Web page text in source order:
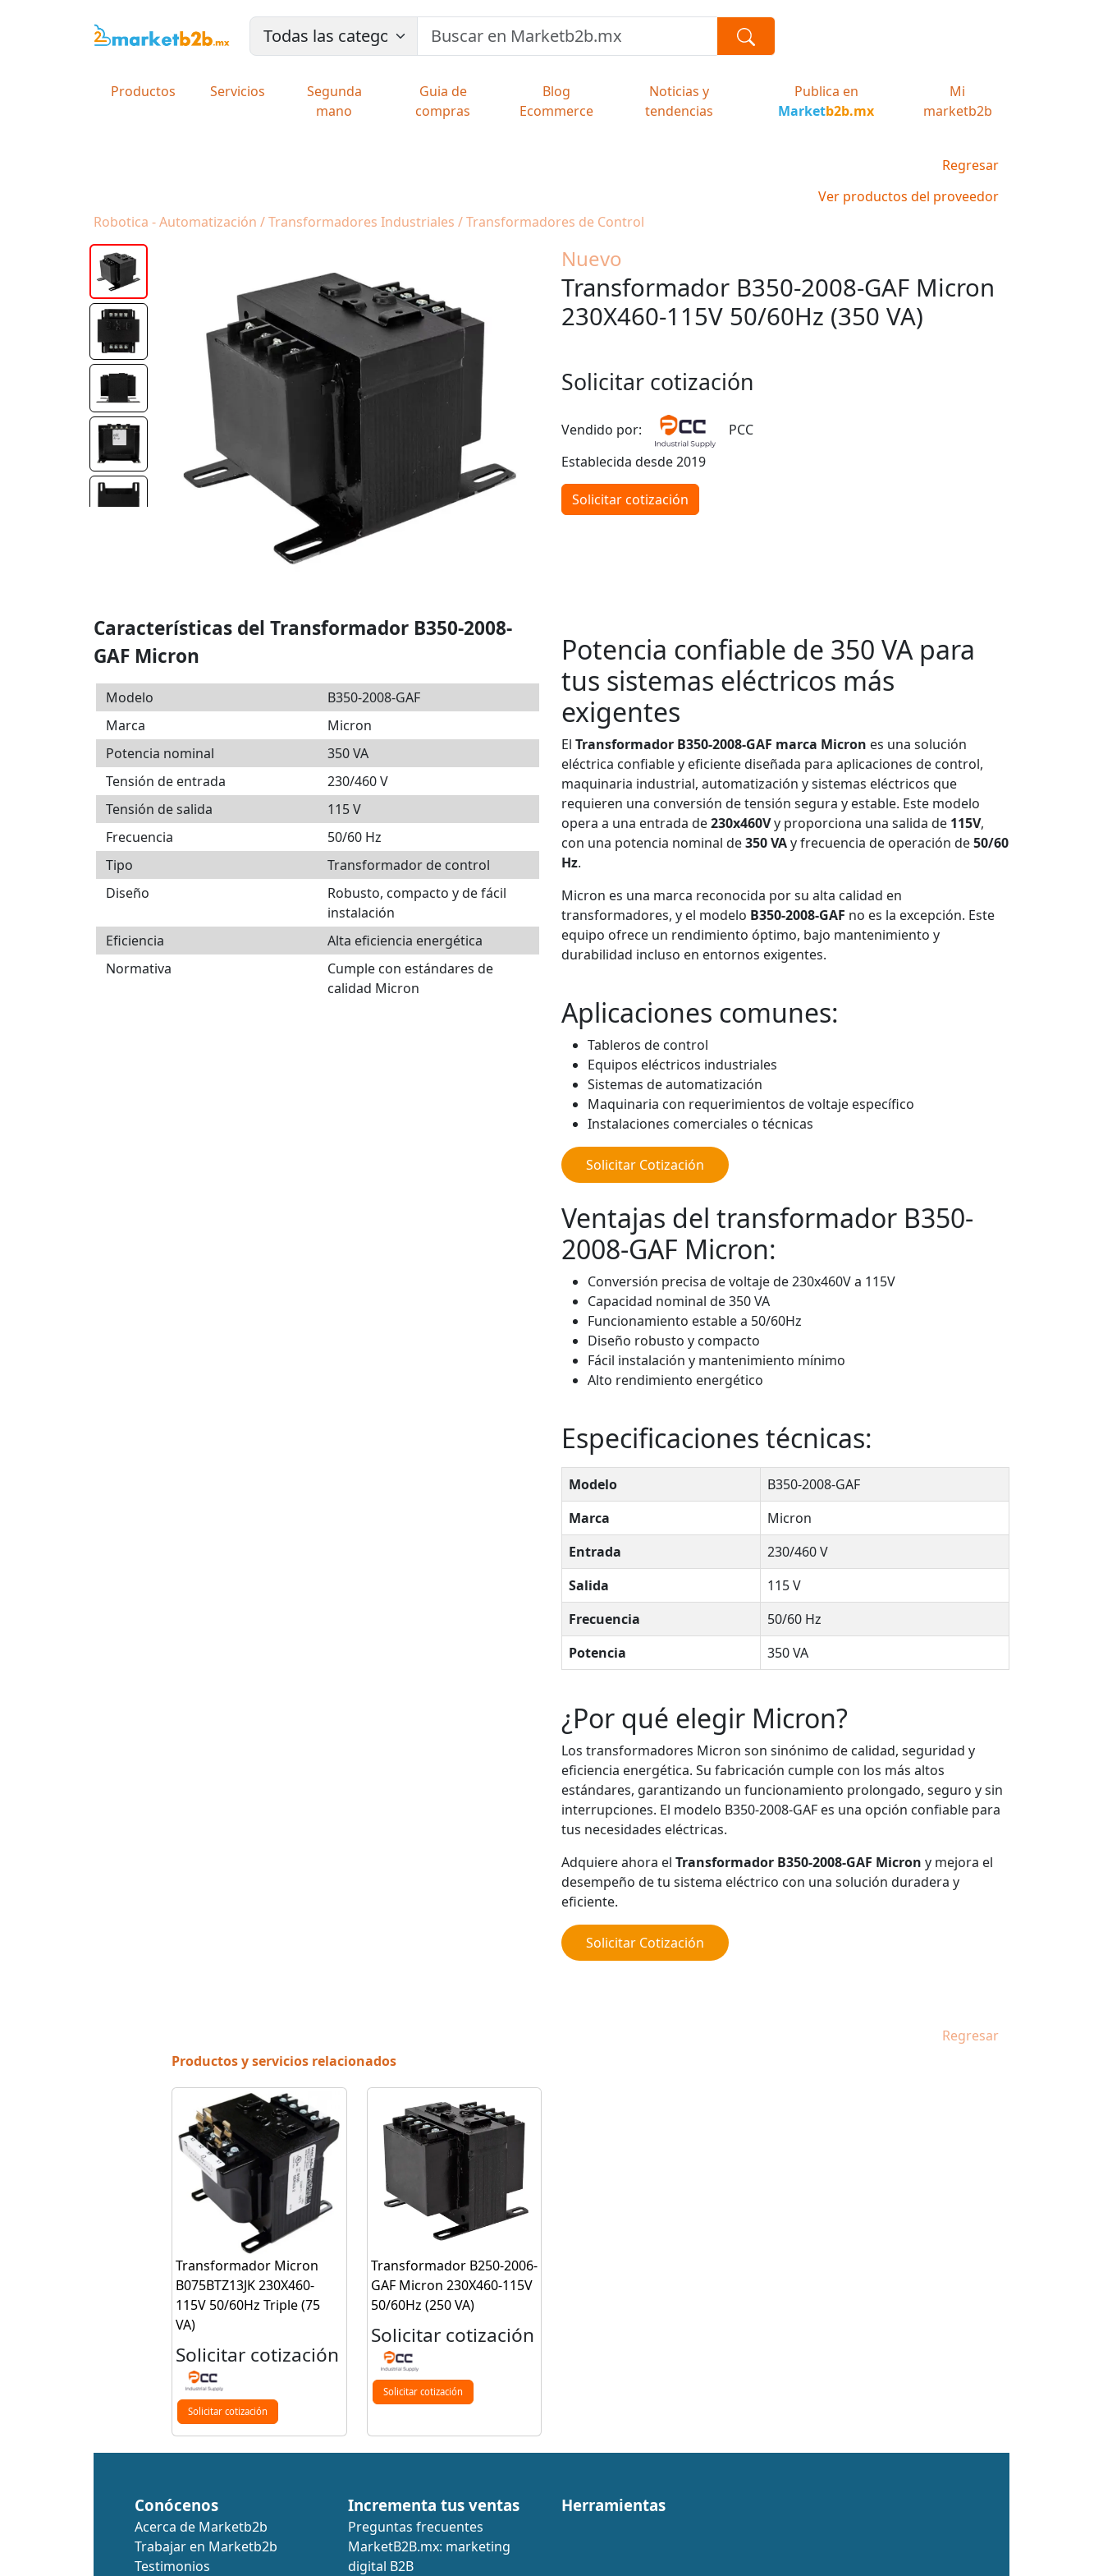
Productos Servicios
Segunda
mano
Guia de
compras
Blog
Ecommerce
Noticias y
tendencias
Publica en
Marketb2b.mx
Mi
marketb2b
Regresar
Ver productos del proveedor
Robotica - Automatización / Transformadores Industriales / Transformadores de Control
Nuevo
Transformador B350-2008-GAF Micron
230X460-115V 50/60Hz (350 VA)
Solicitar cotización
Vendido por:
PCC
Establecida desde 2019
Solicitar cotización
Características del Transformador B350-2008-
GAF Micron
Modelo
B350-2008-GAF
Marca
Micron
Potencia nominal
350 VA
Tensión de entrada
230/460 V
Tensión de salida
115 V
Frecuencia
50/60 Hz
Tipo
Transformador de control
Diseño
Robusto, compacto y de fácil
instalación
Eficiencia
Alta eficiencia energética
Normativa
Cumple con estándares de
calidad Micron
Potencia confiable de 350 VA para
tus sistemas eléctricos más
exigentes
El Transformador B350-2008-GAF marca Micron es una solución
eléctrica confiable y eficiente diseñada para aplicaciones de control,
maquinaria industrial, automatización y sistemas eléctricos que
requieren una conversión de tensión segura y estable. Este modelo
opera a una entrada de230x460Vy proporciona una salida de 115V,
con una potencia nominal de350 VAy frecuencia de operación de50/60
Hz.
Micron es una marca reconocida por su alta calidad en
transformadores, y el modelo B350-2008-GAF no es la excepción. Este
equipo ofrece un rendimiento óptimo, bajo mantenimiento y
durabilidad incluso en entornos exigentes.
Aplicaciones comunes:
Tableros de control
Equipos eléctricos industriales
Sistemas de automatización
Maquinaria con requerimientos de voltaje específico
Instalaciones comerciales o técnicas
Solicitar Cotización
Ventajas del transformador B350-
2008-GAF Micron:
Conversión precisa de voltaje de 230x460V a 115V
Capacidad nominal de 350 VA
Funcionamiento estable a 50/60Hz
Diseño robusto y compacto
Fácil instalación y mantenimiento mínimo
Alto rendimiento energético
Especificaciones técnicas:
Modelo
B350-2008-GAF
Marca
Micron
Entrada
230/460 V
Salida
115 V
Frecuencia
50/60 Hz
Potencia
350 VA
¿Por qué elegir Micron?
Los transformadores Micron son sinónimo de calidad, seguridad y
eficiencia energética. Su fabricación cumple con los más altos
estándares, garantizando un funcionamiento prolongado, seguro y sin
interrupciones. El modelo B350-2008-GAF es una opción confiable para
tus necesidades eléctricas.
Adquiere ahora el Transformador B350-2008-GAF Micron y mejora el
desempeño de tu sistema eléctrico con una solución duradera y
eficiente.
Solicitar Cotización
Regresar
Productos y servicios relacionados
Transformador Micron
B075BTZ13JK 230X460-
115V 50/60Hz Triple (75
VA)
Solicitar cotización
Solicitar cotización
Transformador B250-2006-
GAF Micron 230X460-115V
50/60Hz (250 VA)
Solicitar cotización
Solicitar cotización
Conócenos
Acerca de Marketb2b
Trabajar en Marketb2b
Testimonios
Incrementa tus ventas
Preguntas frecuentes
MarketB2B.mx: marketing
digital B2B
Herramientas